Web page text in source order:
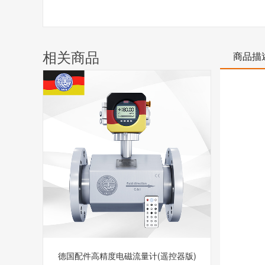
相关商品
德国配件高精度电磁流量计(遥控器版)
商品描